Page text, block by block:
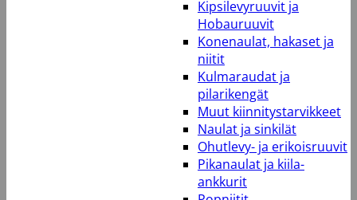
Kipsilevyruuvit ja
Hobauruuvit
Konenaulat, hakaset ja
niitit
Kulmaraudat ja
pilarikengät
Muut kiinnitystarvikkeet
Naulat ja sinkilät
Ohutlevy- ja erikoisruuvit
Pikanaulat ja kiila-
ankkurit